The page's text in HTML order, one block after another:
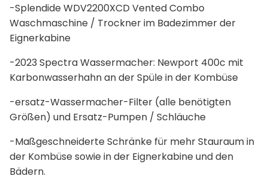
-Splendide WDV2200XCD Vented Combo
Waschmaschine / Trockner im Badezimmer der
Eignerkabine
-2023 Spectra Wassermacher: Newport 400c mit
Karbonwasserhahn an der Spüle in der Kombüse
-ersatz-Wassermacher-Filter (alle benötigten
Größen) und Ersatz-Pumpen / Schläuche
-Maßgeschneiderte Schränke für mehr Stauraum in
der Kombüse sowie in der Eignerkabine und den
Bädern.